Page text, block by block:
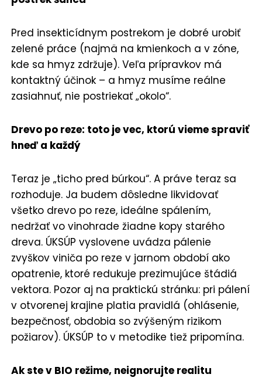
Pred insekticídnym postrekom je dobré urobiť
zelené práce (najmä na kmienkoch a v zóne,
kde sa hmyz zdržuje). Veľa prípravkov má
kontaktný účinok – a hmyz musíme reálne
zasiahnuť, nie postriekať „okolo“.
Drevo po reze: toto je vec, ktorú vieme spraviť
hneď a každý
Teraz je „ticho pred búrkou“. A práve teraz sa
rozhoduje. Ja budem dôsledne likvidovať
všetko drevo po reze, ideálne spálením,
nedržať vo vinohrade žiadne kopy starého
dreva. ÚKSÚP vyslovene uvádza pálenie
zvyškov viniča po reze v jarnom období ako
opatrenie, ktoré redukuje prezimujúce štádiá
vektora. Pozor aj na praktickú stránku: pri pálení
v otvorenej krajine platia pravidlá (ohlásenie,
bezpečnosť, obdobia so zvýšeným rizikom
požiarov). ÚKSÚP to v metodike tiež pripomína.
Ak ste v BIO režime, neignorujte realitu